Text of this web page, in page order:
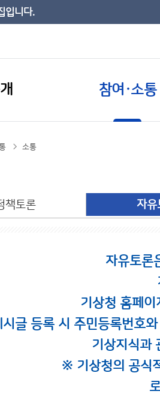
입니다.
참여·소통
소통
책토론 자유
자유토론
기상청 홈페
시글 등록 시 주민등록번호
기상지식과
※ 기상청의 공식